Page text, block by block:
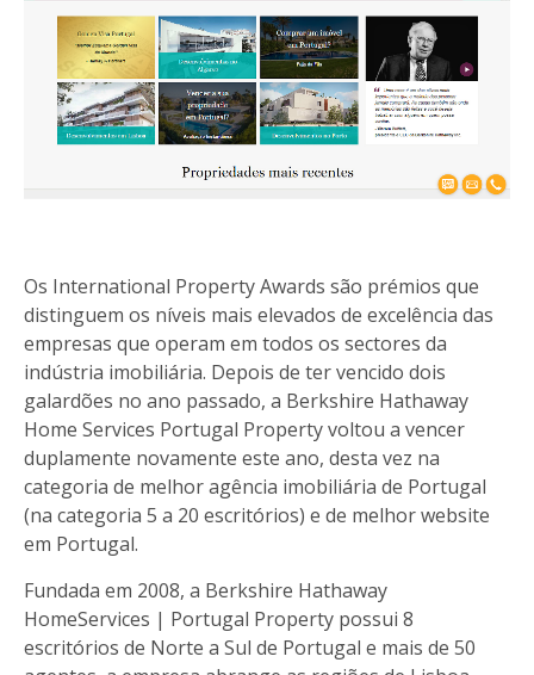
Os International Property Awards são prémios que
distinguem os níveis mais elevados de excelência das
empresas que operam em todos os sectores da
indústria imobiliária. Depois de ter vencido dois
galardões no ano passado, a Berkshire Hathaway
Home Services Portugal Property voltou a vencer
duplamente novamente este ano, desta vez na
categoria de melhor agência imobiliária de Portugal
(na categoria 5 a 20 escritórios) e de melhor website
em Portugal.
Fundada em 2008, a Berkshire Hathaway
HomeServices | Portugal Property possui 8
escritórios de Norte a Sul de Portugal e mais de 50